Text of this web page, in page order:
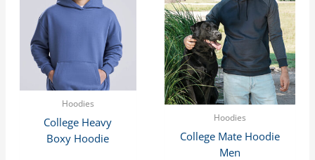
Hoodies
College Heavy
Boxy Hoodie
Hoodies
College Mate Hoodie
Men